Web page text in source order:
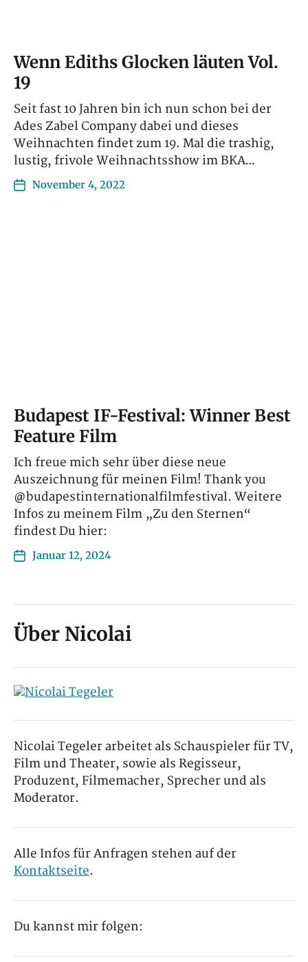
Wenn Ediths Glocken läuten Vol.
19
Seit fast 10 Jahren bin ich nun schon bei der
Ades Zabel Company dabei und dieses
Weihnachten findet zum 19. Mal die trashig,
lustig, frivole Weihnachtsshow im BKA…
November 4, 2022
Budapest IF-Festival: Winner Best
Feature Film
Ich freue mich sehr über diese neue
Auszeichnung für meinen Film! Thank you
@budapestinternationalfilmfestival. Weitere
Infos zu meinem Film „Zu den Sternen“
findest Du hier:
Januar 12, 2024
Über Nicolai
Nicolai Tegeler arbeitet als Schauspieler für TV,
Film und Theater, sowie als Regisseur,
Produzent, Filmemacher, Sprecher und als
Moderator.
Alle Infos für Anfragen stehen auf der
Kontaktseite.
Du kannst mir folgen: